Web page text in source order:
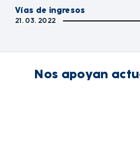
Vías de ingresos
21. 03. 2022
Nos apoyan